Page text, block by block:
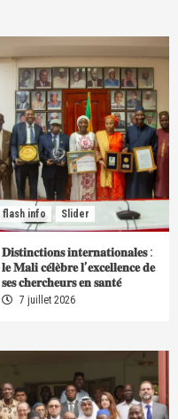
flash info Slider
𝐃𝐢𝐬𝐭𝐢𝐧𝐜𝐭𝐢𝐨𝐧𝐬 𝐢𝐧𝐭𝐞𝐫𝐧𝐚𝐭𝐢𝐨𝐧𝐚𝐥𝐞𝐬 :
𝐥𝐞 𝐌𝐚𝐥𝐢 𝐜𝐞́𝐥𝐞̀𝐛𝐫𝐞 𝐥’𝐞𝐱𝐜𝐞𝐥𝐥𝐞𝐧𝐜𝐞 𝐝𝐞
𝐬𝐞𝐬 𝐜𝐡𝐞𝐫𝐜𝐡𝐞𝐮𝐫𝐬 𝐞𝐧 𝐬𝐚𝐧𝐭𝐞́
7 juillet 2026